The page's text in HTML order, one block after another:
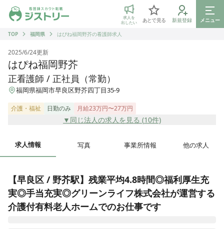
ジストリー 看護師の転職マッチング
求人を
出したい
あとで見る 新規登録
メニュー
TOP
福岡県 はぴね福岡野芥の看護師求人
2025/6/24更新
はぴね福岡野芥
正看護師 / 正社員（常勤）
福岡県福岡市早良区野芥四丁目35-9
介護・福祉 日勤のみ 月給23万円〜27万円
▼同じ法人の求人を見る (10件)
求人情報 写真 事業所情報 他の求人
【早良区 / 野芥駅】残業平均4.8時間◎福利厚生充
実◎手当充実◎グリーンライフ株式会社が運営する
介護付有料老人ホームでのお仕事です